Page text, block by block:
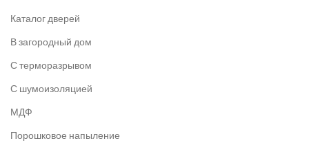
Каталог дверей
В загородный дом
С терморазрывом
С шумоизоляцией
МДФ
Порошковое напыление